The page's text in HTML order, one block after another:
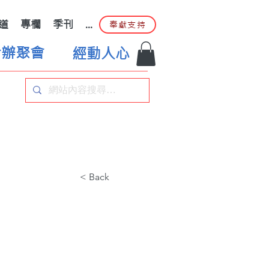
專欄 季刊 ... 奉獻支持
聚會 經動人心
< Back